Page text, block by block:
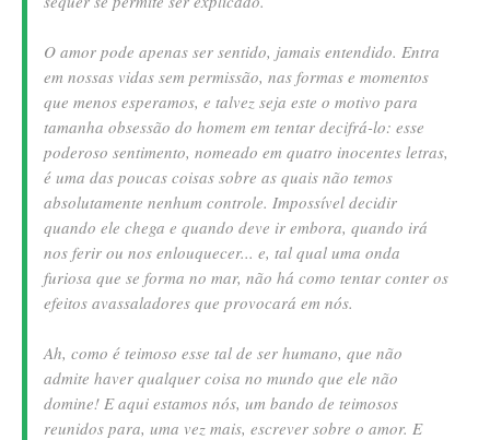
O amor pode apenas ser sentido, jamais entendido. Entra
em nossas vidas sem permissão, nas formas e momentos
que menos esperamos, e talvez seja este o motivo para
tamanha obsessão do homem em tentar decifrá-lo: esse
poderoso sentimento, nomeado em quatro inocentes letras,
é uma das poucas coisas sobre as quais não temos
absolutamente nenhum controle. Impossível decidir
quando ele chega e quando deve ir embora, quando irá
nos ferir ou nos enlouquecer... e, tal qual uma onda
furiosa que se forma no mar, não há como tentar conter os
efeitos avassaladores que provocará em nós.
Ah, como é teimoso esse tal de ser humano, que não
admite haver qualquer coisa no mundo que ele não
domine! E aqui estamos nós, um bando de teimosos
reunidos para, uma vez mais, escrever sobre o amor. E